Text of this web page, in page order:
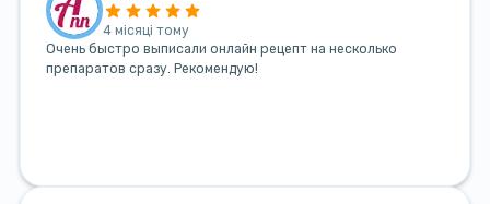
4 місяці тому
Очень быстро выписали онлайн рецепт на несколько
препаратов сразу. Рекомендую!